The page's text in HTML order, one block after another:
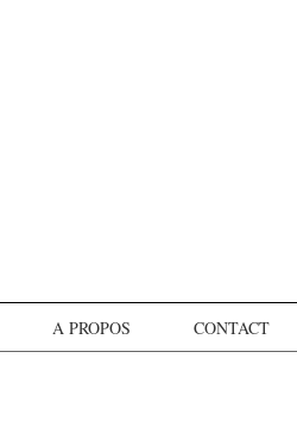
A PROPOS CONTACT